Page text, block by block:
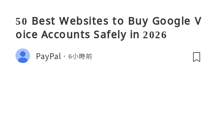
50 Best Websites to Buy Google V
oice Accounts Safely in 2026
PayPal 6小時前